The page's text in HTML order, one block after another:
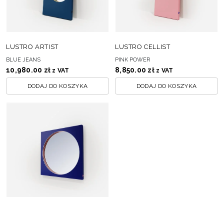
LUSTRO ARTIST
BLUE JEANS
10,980.00 zł z VAT
DODAJ DO KOSZYKA
LUSTRO CELLIST
PINK POWER
8,850.00 zł z VAT
DODAJ DO KOSZYKA